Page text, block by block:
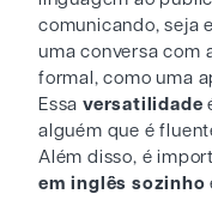
comunicando, seja
uma conversa com
formal, como uma
Essa versatilidade
alguém que é
Além disso, é
em inglês sozinho